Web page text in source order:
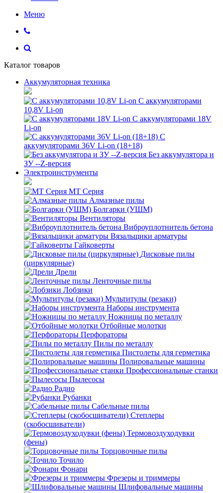
Меню
Каталог товаров
Аккумуляторная техника
С аккумуляторами
10,8V Li-on
С аккумуляторами 18V
Li-on
С
аккумуляторами 36V Li-on (18+18)
Без аккумулятора и
ЗУ --Z-версия
Электроинструменты
MT Серия
Алмазные пилы
Болгарки (УШМ)
Вентиляторы
Виброуплотнитель бетона
Вязальщики арматуры
Гайковерты
Дисковые пилы
(циркулярные)
Дрели
Ленточные пилы
Лобзики
Мультитулы (резаки)
Наборы инструмента
Ножницы по металлу
Отбойные молотки
Перфораторы
Пилы по металлу
Пистолеты для герметика
Полировальные машины
Профессиональные станки
Пылесосы
Радио
Рубанки
Сабельные пилы
Степлеры
(скобосшиватели)
Термовоздуходувки
(фены)
Торцовочные пилы
Точило
Фонари
Фрезеры и триммеры
Шлифовальные машины